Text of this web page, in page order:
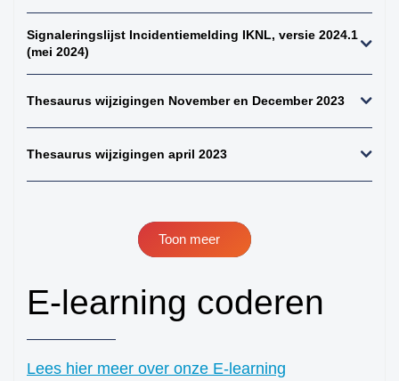
perifeer + zintuigen)
42. ruggenmerg totaal
meningen en
45. alle astrocytomen
46. alle meningeomen
ependymomen
49. alle maligne
Signaleringslijst Incidentiemelding IKNL, versie 2024.1
(mei 2024)
Thesaurus wijzigingen November en December 2023
Thesaurus wijzigingen april 2023
Toon meer
E-learning coderen
Lees hier meer over onze E-learning